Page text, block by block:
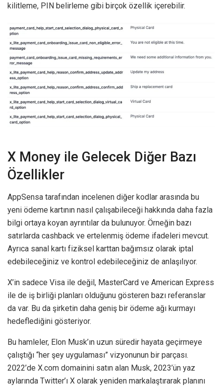
kilitleme, PIN belirleme gibi birçok özellik içerebilir.
X Money ile Gelecek Diğer Bazı
Özellikler
AppSensa tarafından incelenen diğer kodlar arasında bu
yeni ödeme kartının nasıl çalışabileceği hakkında daha fazla
bilgi ortaya koyan ayrıntılar da bulunuyor. Örneğin bazı
satırlarda cashback ve ertelenmiş ödeme ifadeleri mevcut.
Ayrıca sanal kartı fiziksel karttan bağımsız olarak iptal
edebileceğiniz ve kontrol edebileceğiniz de anlaşılıyor.
X’in sadece Visa ile değil, MasterCard ve American Express
ile de iş birliği planları olduğunu gösteren bazı referanslar
da var. Bu da şirketin daha geniş bir ödeme ağı kurmayı
hedeflediğini gösteriyor.
Bu hamleler, Elon Musk’ın uzun süredir hayata geçirmeye
çalıştığı “her şey uygulaması” vizyonunun bir parçası.
2022’de X.com domainini satın alan Musk, 2023’ün yaz
aylarında Twitter’ı X olarak yeniden markalaştırarak planını